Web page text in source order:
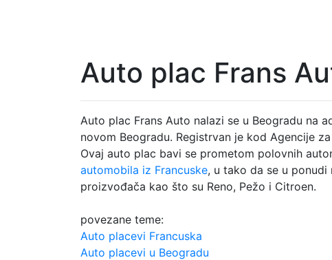
Auto plac Frans
Auto plac Frans Auto nalazi se u Beogradu na
novom Beogradu. Registrvan je kod Agencije
Ovaj auto plac bavi se prometom polovnih
automobila iz Francuske, u tako da se u
proizvođača kao što su Reno, Pežo i Citroen.
povezane teme:
Auto placevi Francuska
Auto placevi u Beogradu